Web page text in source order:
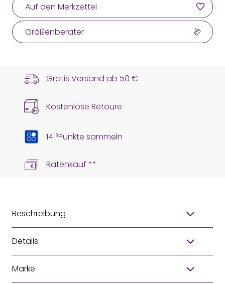
Auf den Merkzettel
Größenberater
Gratis Versand ab 50 €
Kostenlose Retoure
14 °Punkte sammeln
Ratenkauf **
Beschreibung
Details
Marke